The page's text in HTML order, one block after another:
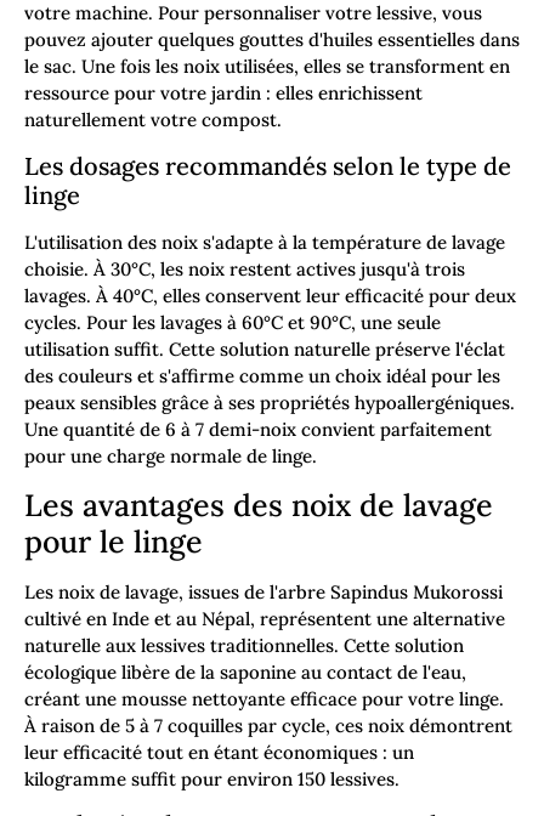
votre machine. Pour personnaliser votre lessive, vous
pouvez ajouter quelques gouttes d'huiles essentielles dans
le sac. Une fois les noix utilisées, elles se transforment en
ressource pour votre jardin : elles enrichissent
naturellement votre compost.
Les dosages recommandés selon le type de
linge
L'utilisation des noix s'adapte à la température de lavage
choisie. À 30°C, les noix restent actives jusqu'à trois
lavages. À 40°C, elles conservent leur efficacité pour deux
cycles. Pour les lavages à 60°C et 90°C, une seule
utilisation suffit. Cette solution naturelle préserve l'éclat
des couleurs et s'affirme comme un choix idéal pour les
peaux sensibles grâce à ses propriétés hypoallergéniques.
Une quantité de 6 à 7 demi-noix convient parfaitement
pour une charge normale de linge.
Les avantages des noix de lavage
pour le linge
Les noix de lavage, issues de l'arbre Sapindus Mukorossi
cultivé en Inde et au Népal, représentent une alternative
naturelle aux lessives traditionnelles. Cette solution
écologique libère de la saponine au contact de l'eau,
créant une mousse nettoyante efficace pour votre linge.
À raison de 5 à 7 coquilles par cycle, ces noix démontrent
leur efficacité tout en étant économiques : un
kilogramme suffit pour environ 150 lessives.